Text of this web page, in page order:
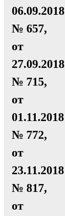
06.09.2018
№ 657,
от
27.09.2018
№ 715,
от
01.11.2018
№ 772,
от
23.11.2018
№ 817,
от